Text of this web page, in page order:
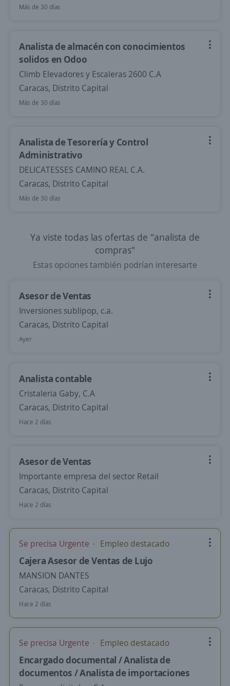
Más de 30 días
Analista de almacén con conocimientos
solidos en Odoo
Climb Elevadores y Escaleras 2600 C.A
Caracas, Distrito Capital
Más de 30 días
Analista de Tesorería y Control
Administrativo
DELICATESSES CAMINO REAL C.A.
Caracas, Distrito Capital
Más de 30 días
Ya viste todas las ofertas de "analista de
compras"
Estas opciones también podrían interesarte
Asesor de Ventas
Inversiones sublipop, c.a.
Caracas, Distrito Capital
Ayer
Analista contable
Cristaleria Gaby, C.A
Caracas, Distrito Capital
Hace 2 días
Asesor de Ventas
Importante empresa del sector Retail
Caracas, Distrito Capital
Hace 2 días
Se precisa Urgente Empleo destacado
Cajera Asesor de Ventas de Lujo
MANSION DANTES
Caracas, Distrito Capital
Hace 2 días
Se precisa Urgente Empleo destacado
Encargado documental / Analista de
documentos / Analista de importaciones